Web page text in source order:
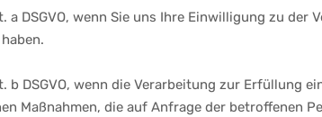
DSGVO, wenn Sie uns Ihre Einwilligung zu
b DSGVO, wenn die Verarbeitung zur Erfüllung
Maßnahmen, die auf Anfrage der betroffenen